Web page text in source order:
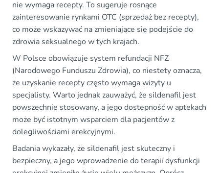
nie wymaga recepty. To sugeruje rosnące
zainteresowanie rynkami OTC (sprzedaż bez recepty),
co może wskazywać na zmieniające się podejście do
zdrowia seksualnego w tych krajach.
W Polsce obowiązuje system refundacji NFZ
(Narodowego Funduszu Zdrowia), co niestety oznacza,
że uzyskanie recepty często wymaga wizyty u
specjalisty. Warto jednak zauważyć, że sildenafil jest
powszechnie stosowany, a jego dostępność w aptekach
może być istotnym wsparciem dla pacjentów z
dolegliwościami erekcyjnymi.
Badania wykazały, że sildenafil jest skuteczny i
bezpieczny, a jego wprowadzenie do terapii dysfunkcji